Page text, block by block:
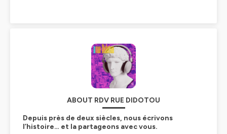
ABOUT RDV RUE DIDOTOU
Depuis près de deux siècles, nous écrivons
l’histoire… et la partageons avec vous.